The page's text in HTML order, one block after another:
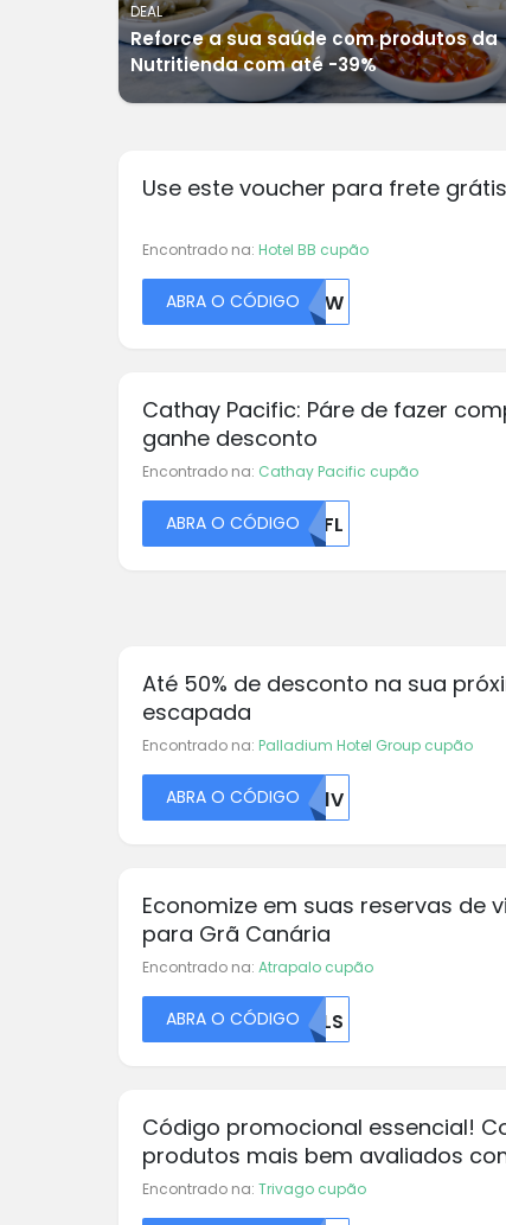
DEAL
Reforce a sua saúde com produtos da
Nutritienda com até -39%
Use este voucher para frete grátis
Encontrado na: Hotel BB cupão
ABRA O CÓDIGONJIW
Cathay Pacific: Páre de fazer
ganhe desconto
Encontrado na: Cathay Pacific cupão
ABRA O CÓDIGOVUFL
Até 50% de desconto na sua
escapada
Encontrado na: Palladium Hotel Group cupão
ABRA O CÓDIGO B21V
Economize em suas reservas de
para Grã Canária
Encontrado na: Atrapalo cupão
ABRA O CÓDIGOQULS
Código promocional essencial!
produtos mais bem avaliados
partir de €36
Encontrado na: Trivago cupão